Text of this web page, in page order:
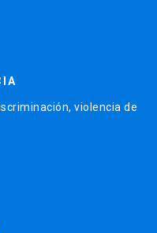
violencia de